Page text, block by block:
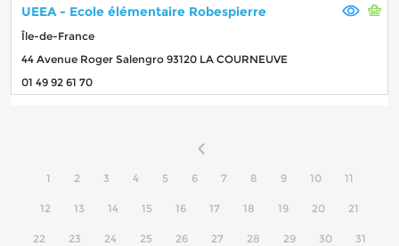
UEEA - Ecole élémentaire Robespierre
Île-de-France
44 Avenue Roger Salengro 93120 LA COURNEUVE
01 49 92 61 70
1 2 3 4 5 6 7 8 9 10 11
12 13 14 15 16 17 18 19 20 21
22 23 24 25 26 27 28 29 30 31